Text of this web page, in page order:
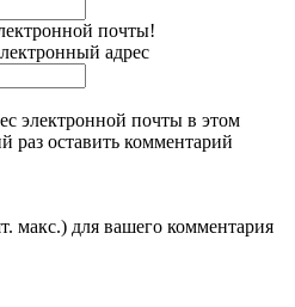
почты!
адрес
электронной почты в этом
раз оставить комментарий
макс.) для вашего комментария